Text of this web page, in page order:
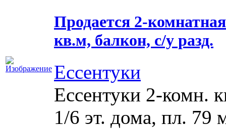
Продается 2-
кв.м, балкон, с/у разд.
Ессентуки
Ессентуки 2-комн.
1/6 эт. дома, пл. 79